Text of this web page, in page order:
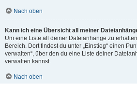
Nach oben
Kann ich eine Übersicht all meiner
Um eine Liste all deiner Dateianhänge zu
Bereich. Dort findest du unter „Einstieg“ einen
verwalten“, über den du eine Liste deiner
verwalten kannst.
Nach oben